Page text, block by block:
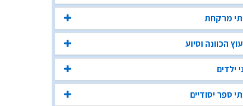
מרקחת
הכוונה וסיוע
ילדים
ספר יסודיים